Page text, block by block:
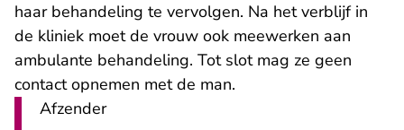
haar behandeling te vervolgen. Na het verblijf in
de kliniek moet de vrouw ook meewerken aan
ambulante behandeling. Tot slot mag ze geen
contact opnemen met de man.
Afzender